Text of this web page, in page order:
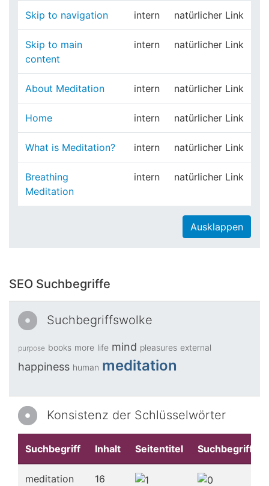
Skip to navigation intern natürlicher Link
Skip to main
content
intern natürlicher Link
About Meditation intern natürlicher Link
Home intern natürlicher Link
What is Meditation? intern natürlicher Link
Breathing
Meditation
intern natürlicher Link
Ausklappen
SEO Suchbegriffe
Suchbegriffswolke
purpose books more life mind pleasures external
happiness human meditation
Konsistenz der Schlüsselwörter
Suchbegriff Inhalt Seitentitel Suchbegriffe
meditation 16